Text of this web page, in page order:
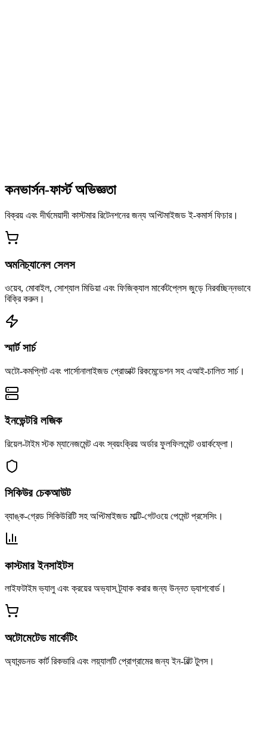
কনভার্সন-ফার্স্ট অভিজ্ঞতা
বিক্রয় এবং দীর্ঘমেয়াদী কাস্টমার রিটেনশনের জন্য অপ্টিমাইজড ই-কমার্স ফিচার।
অমনিচ্যানেল সেলস
ওয়েব, মোবাইল, সোশ্যাল মিডিয়া এবং ফিজিক্যাল মার্কেটপ্লেস জুড়ে নিরবচ্ছিন্নভাবে
বিক্রি করুন।
স্মার্ট সার্চ
অটো-কমপ্লিট এবং পার্সোনালাইজড প্রোডাক্ট রিকমেন্ডেশন সহ এআই-চালিত সার্চ।
ইনভেন্টরি লজিক
রিয়েল-টাইম স্টক ম্যানেজমেন্ট এবং স্বয়ংক্রিয় অর্ডার ফুলফিলমেন্ট ওয়ার্কফ্লো।
সিকিউর চেকআউট
ব্যাঙ্ক-গ্রেড সিকিউরিটি সহ অপ্টিমাইজড মাল্টি-গেটওয়ে পেমেন্ট প্রসেসিং।
কাস্টমার ইনসাইটস
লাইফটাইম ভ্যালু এবং ক্রয়ের অভ্যাস ট্র্যাক করার জন্য উন্নত ড্যাশবোর্ড।
অটোমেটেড মার্কেটিং
অ্যাবন্ডনড কার্ট রিকভারি এবং লয়্যালটি প্রোগ্রামের জন্য ইন-বিল্ট টুলস।